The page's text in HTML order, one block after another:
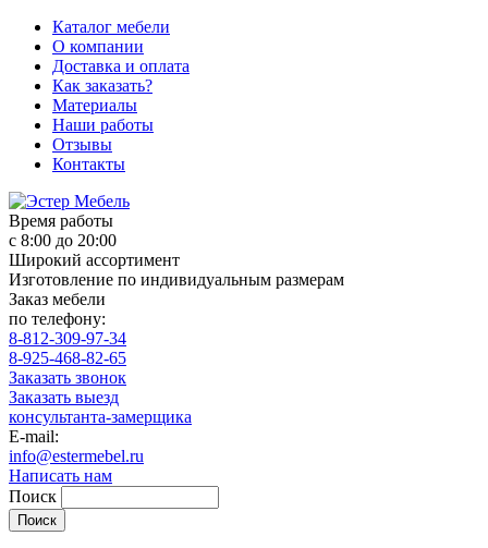
Каталог мебели
О компании
Доставка и оплата
Как заказать?
Материалы
Наши работы
Отзывы
Контакты
Время работы
с 8:00 до 20:00
Широкий ассортимент
Изготовление по индивидуальным размерам
Заказ мебели
по телефону:
8-812-309-97-34
8-925-468-82-65
Заказать звонок
Заказать выезд
консультанта-замерщика
E-mail:
info@estermebel.ru
Написать нам
Поиск